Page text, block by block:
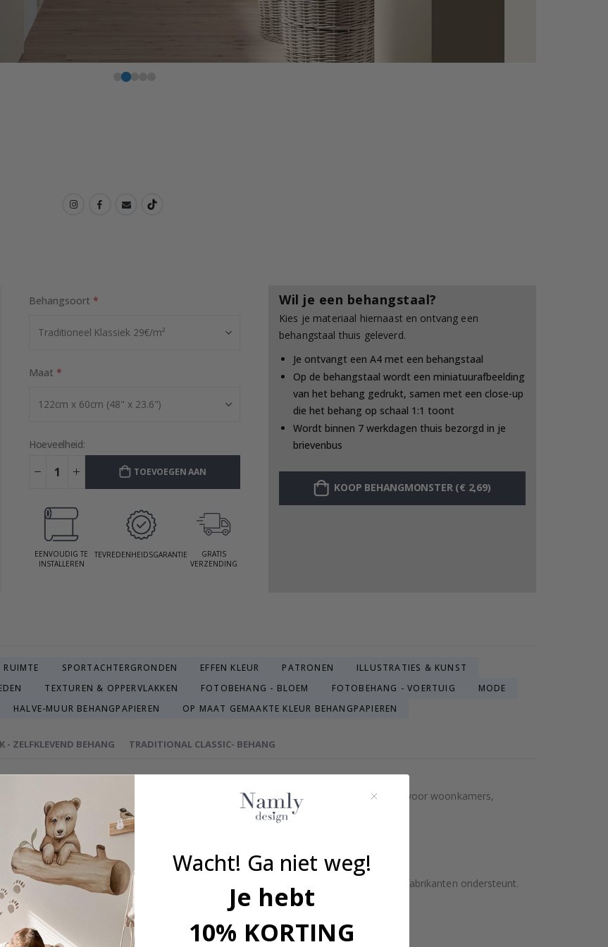
Behangsoort
Maat
Hoeveelheid:
TOEVOEGEN AAN
EENVOUDIG TE
INSTALLEREN
TEVREDENHEIDSGARANTIE
GRATIS
VERZENDING
Wil je een behangstaal?
Kies je materiaal hiernaast en ontvang een
behangstaal thuis geleverd.
Je ontvangt een A4 met een behangstaal
Op de behangstaal wordt een miniatuurafbeelding
van het behang gedrukt, samen met een close-up
die het behang op schaal 1:1 toont
Wordt binnen 7 werkdagen thuis bezorgd in je
brievenbus
KOOP BEHANGMONSTER (€ 2,69)
RUIMTE SPORTACHTERGRONDEN EFFEN KLEUR PATRONEN
ILLUSTRATIES & KUNST
TEXTUREN & OPPERVLAKKEN FOTOBEHANG - BLOEM FOTOBEHANG - VOERTUIG
MODE
HALVE-MUUR BEHANGPAPIEREN OP MAAT GEMAAKTE KLEUR BEHANGPAPIEREN
Ontworpen om uw interieur aan te vullen met subtiele en rustgevende tinten. Ideaal voor woonkamers,
van een rustige sfeer.
of vervaardigd door ons eigen getalenteerde ontwerpteam.
geeft je muren een exclusief gevoel.
vervaardigd, wat niet alleen uitstekende kwaliteit garandeert, maar ook lokale fabrikanten ondersteunt.
een duurzame omgeving.
- ZELFKLEVEND BEHANG TRADITIONAL CLASSIC- BEHANG
Wacht! Ga niet weg!
Je hebt
10% KORTING